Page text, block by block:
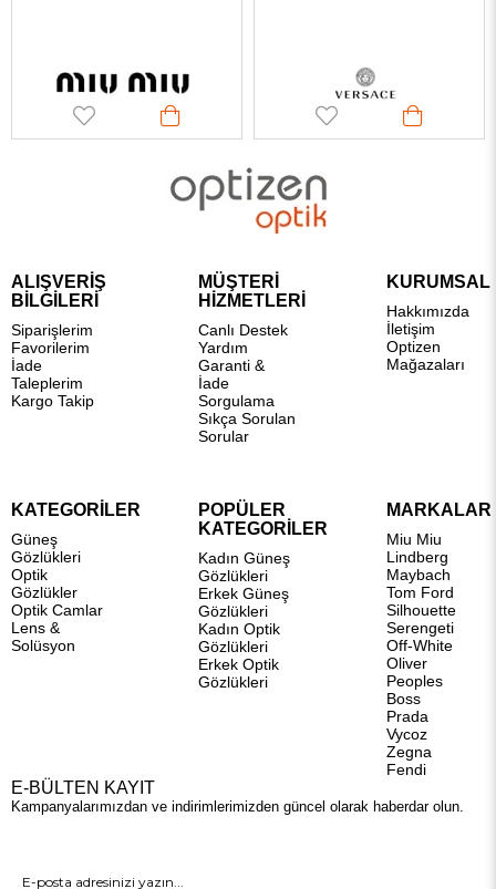
ALIŞVERİŞ
BİLGİLERİ
Siparişlerim
Favorilerim
İade
Taleplerim
Kargo Takip
MÜŞTERİ
HİZMETLERİ
Canlı Destek
Yardım
Garanti &
İade
Sorgulama
Sıkça Sorulan
Sorular
KURUMSAL
Hakkımızda
İletişim
Optizen
Mağazaları
KATEGORİLER
Güneş
Gözlükleri
Optik
Gözlükler
Optik Camlar
Lens &
Solüsyon
POPÜLER
KATEGORİLER
Kadın Güneş
Gözlükleri
Erkek Güneş
Gözlükleri
Kadın Optik
Gözlükleri
Erkek Optik
Gözlükleri
MARKALAR
Miu Miu
Lindberg
Maybach
Tom Ford
Silhouette
Serengeti
Off-White
Oliver
Peoples
Boss
Prada
Vycoz
Zegna
Fendi
E-BÜLTEN KAYIT
Kampanyalarımızdan ve indirimlerimizden güncel olarak haberdar olun.